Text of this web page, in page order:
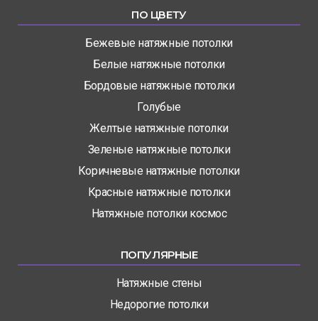
ПО ЦВЕТУ
Бежевые натяжные потолки
Белые натяжные потолки
Бордовые натяжные потолки
Голубые
Желтые натяжные потолки
Зеленые натяжные потолки
Коричневые натяжные потолки
Красные натяжные потолки
Натяжные потолки космос
ПОПУЛЯРНЫЕ
Натяжные стены
Недорогие потолки